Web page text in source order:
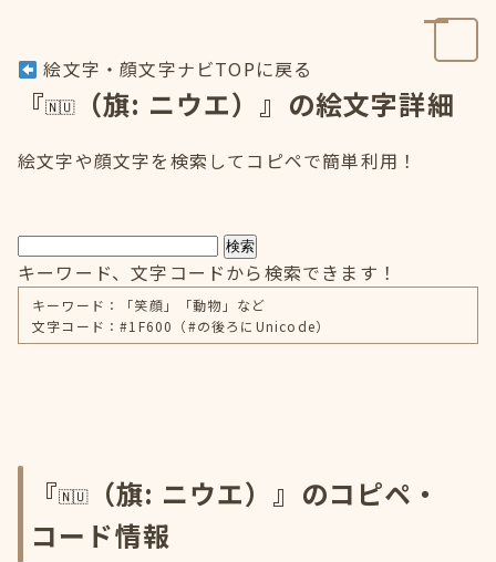
絵文字・顔文字ナビTOPに戻る
『 （旗: ニウエ）』の絵文字詳細
絵文字や顔文字を検索してコピペで簡単利用！
検索
キーワード、文字コードから検索できます！
キーワード：「笑顔」「動物」など
文字コード：#1F600（#の後ろにUnicode）
『
（旗: ニウエ）』のコピペ・
コード情報